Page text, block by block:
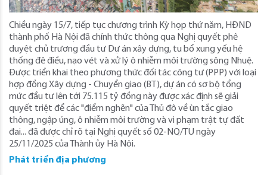
Chiều ngày 15/7, tiếp tục chương trình Kỳ họp thứ năm, HĐND
thành phố Hà Nội đã chính thức thông qua Nghị quyết phê
duyệt chủ trương đầu tư Dự án xây dựng, tu bổ xung yếu hệ
thống đê điều, nạo vét và xử lý ô nhiễm môi trường sông Nhuệ.
Được triển khai theo phương thức đối tác công tư (PPP) với loại
hợp đồng Xây dựng - Chuyển giao (BT), dự án có sơ bộ tổng
mức đầu tư lên tới 75.115 tỷ đồng này được xác định sẽ giải
quyết triệt để các "điểm nghẽn" của Thủ đô về ùn tắc giao
thông, ngập úng, ô nhiễm môi trường và vi phạm trật tự đất
đai... đã được chỉ rõ tại Nghị quyết số 02-NQ/TU ngày
25/11/2025 của Thành ủy Hà Nội.
Phát triển địa phương